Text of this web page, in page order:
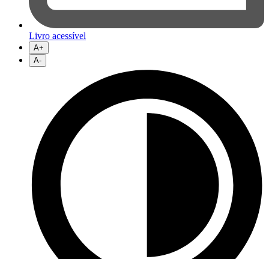
Livro acessível
A+
A-